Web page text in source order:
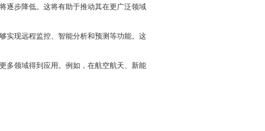
步降低。这将有助于推动其在更广泛领域
现远程监控、智能分析和预测等功能。这
领域得到应用。例如，在航空航天、新能